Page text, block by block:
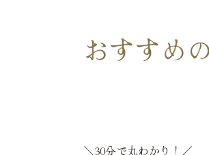
おすすめの
＼30分で丸わかり！／